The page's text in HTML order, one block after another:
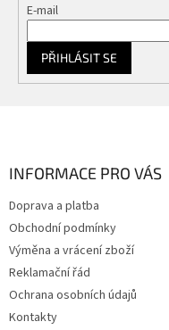
E-mail
PŘIHLÁSIT SE
INFORMACE PRO VÁS
Doprava a platba
Obchodní podmínky
Výměna a vrácení zboží
Reklamační řád
Ochrana osobních údajů
Kontakty